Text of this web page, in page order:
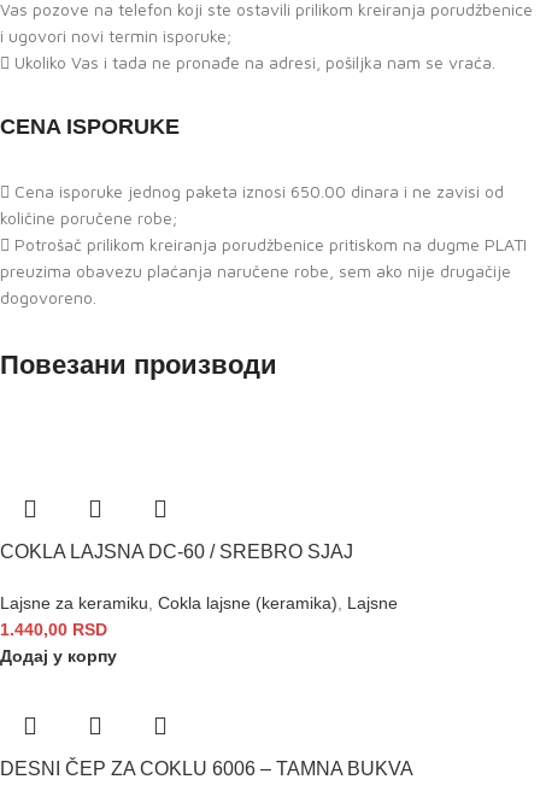
Vas pozove na telefon koji ste ostavili prilikom kreiranja porudžbenice
i ugovori novi termin isporuke;
Ukoliko Vas i tada ne pronađe na adresi, pošiljka nam se vraća.
CENA ISPORUKE
Cena isporuke jednog paketa iznosi 650.00 dinara i ne zavisi od
količine poručene robe;
Potrošač prilikom kreiranja porudžbenice pritiskom na dugme PLATI
preuzima obavezu plaćanja naručene robe, sem ako nije drugačije
dogovoreno.
Повезани производи
COKLA LAJSNA DC-60 / SREBRO SJAJ
Lajsne za keramiku Cokla lajsne (keramika)
Lajsne
1.440,00 RSD
Додај у корпу
DESNI ČEP ZA COKLU 6006 – TAMNA BUKVA